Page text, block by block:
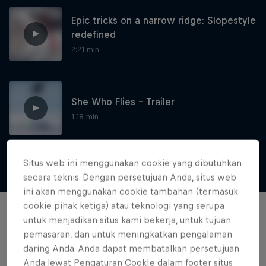
Epic tricks on a narrow ridge: Slopestyle
redefined
2:21 min
She Who Flies – Trailer
1:18 min
Show more
Films & shows
She Who Flies
Mathilde Gremaud: the dramatic rise of a
champion freeskier
Situs web ini menggunakan cookie yang dibutuhkan
secara teknis. Dengan persetujuan Anda, situs web
ini akan menggunakan cookie tambahan (termasuk
cookie pihak ketiga) atau teknologi yang serupa
untuk menjadikan situs kami bekerja, untuk tujuan
pemasaran, dan untuk meningkatkan pengalaman
daring Anda. Anda dapat membatalkan persetujuan
Anda lewat Pengaturan CookIe dalam footer situs